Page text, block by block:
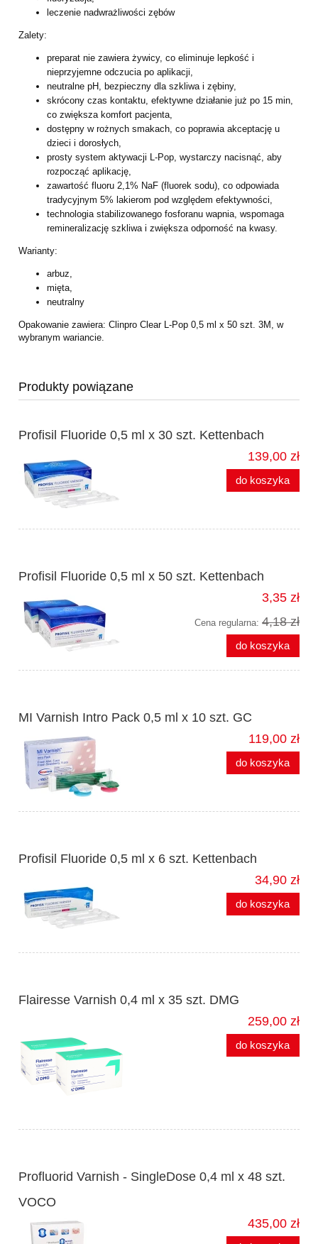
leczenie nadwrażliwości zębów
Zalety:
preparat nie zawiera żywicy, co eliminuje lepkość i
nieprzyjemne odczucia po aplikacji,
neutralne pH, bezpieczny dla szkliwa i zębiny,
skrócony czas kontaktu, efektywne działanie już po 15 min,
co zwiększa komfort pacjenta,
dostępny w rożnych smakach, co poprawia akceptację u
dzieci i dorosłych,
prosty system aktywacji L-Pop, wystarczy nacisnąć, aby
rozpocząć aplikację,
zawartość fluoru 2,1% NaF (fluorek sodu), co odpowiada
tradycyjnym 5% lakierom pod względem efektywności,
technologia stabilizowanego fosforanu wapnia, wspomaga
remineralizację szkliwa i zwiększa odporność na kwasy.
Warianty:
arbuz,
mięta,
neutralny
Opakowanie zawiera: Clinpro Clear L-Pop 0,5 ml x 50 szt. 3M, w
wybranym wariancie.
Produkty powiązane
Profisil Fluoride 0,5 ml x 30 szt. Kettenbach
139,00 zł
do koszyka
Profisil Fluoride 0,5 ml x 50 szt. Kettenbach
3,35 zł
Cena regularna: 4,18 zł
do koszyka
MI Varnish Intro Pack 0,5 ml x 10 szt. GC
119,00 zł
do koszyka
Profisil Fluoride 0,5 ml x 6 szt. Kettenbach
34,90 zł
do koszyka
Flairesse Varnish 0,4 ml x 35 szt. DMG
259,00 zł
do koszyka
Profluorid Varnish - SingleDose 0,4 ml x 48 szt.
VOCO
435,00 zł